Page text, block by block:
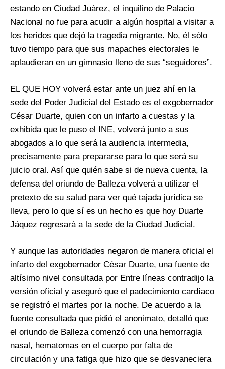
estando en Ciudad Juárez, el inquilino de Palacio
Nacional no fue para acudir a algún hospital a visitar a
los heridos que dejó la tragedia migrante. No, él sólo
tuvo tiempo para que sus mapaches electorales le
aplaudieran en un gimnasio lleno de sus “seguidores”.
EL QUE HOY volverá estar ante un juez ahí en la
sede del Poder Judicial del Estado es el exgobernador
César Duarte, quien con un infarto a cuestas y la
exhibida que le puso el INE, volverá junto a sus
abogados a lo que será la audiencia intermedia,
precisamente para prepararse para lo que será su
juicio oral. Así que quién sabe si de nueva cuenta, la
defensa del oriundo de Balleza volverá a utilizar el
pretexto de su salud para ver qué tajada jurídica se
lleva, pero lo que sí es un hecho es que hoy Duarte
Jáquez regresará a la sede de la Ciudad Judicial.
Y aunque las autoridades negaron de manera oficial el
infarto del exgobernador César Duarte, una fuente de
altísimo nivel consultada por Entre líneas contradijo la
versión oficial y aseguró que el padecimiento cardíaco
se registró el martes por la noche. De acuerdo a la
fuente consultada que pidió el anonimato, detalló que
el oriundo de Balleza comenzó con una hemorragia
nasal, hematomas en el cuerpo por falta de
circulación y una fatiga que hizo que se desvaneciera